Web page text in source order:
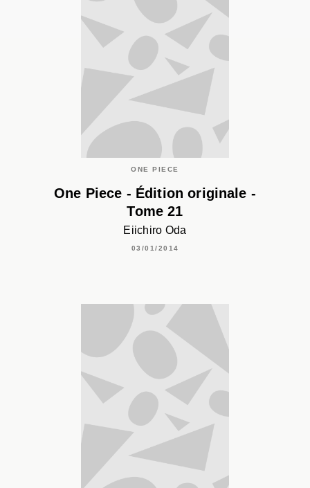
ONE PIECE
One Piece - Édition originale -
Tome 21
Eiichiro Oda
03/01/2014